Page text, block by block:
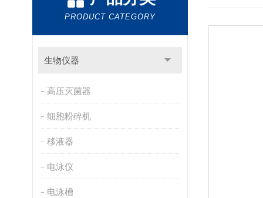
PRODUCT CATEGORY
生物仪器
高压灭菌器
细胞粉碎机
移液器
电泳仪
电泳槽